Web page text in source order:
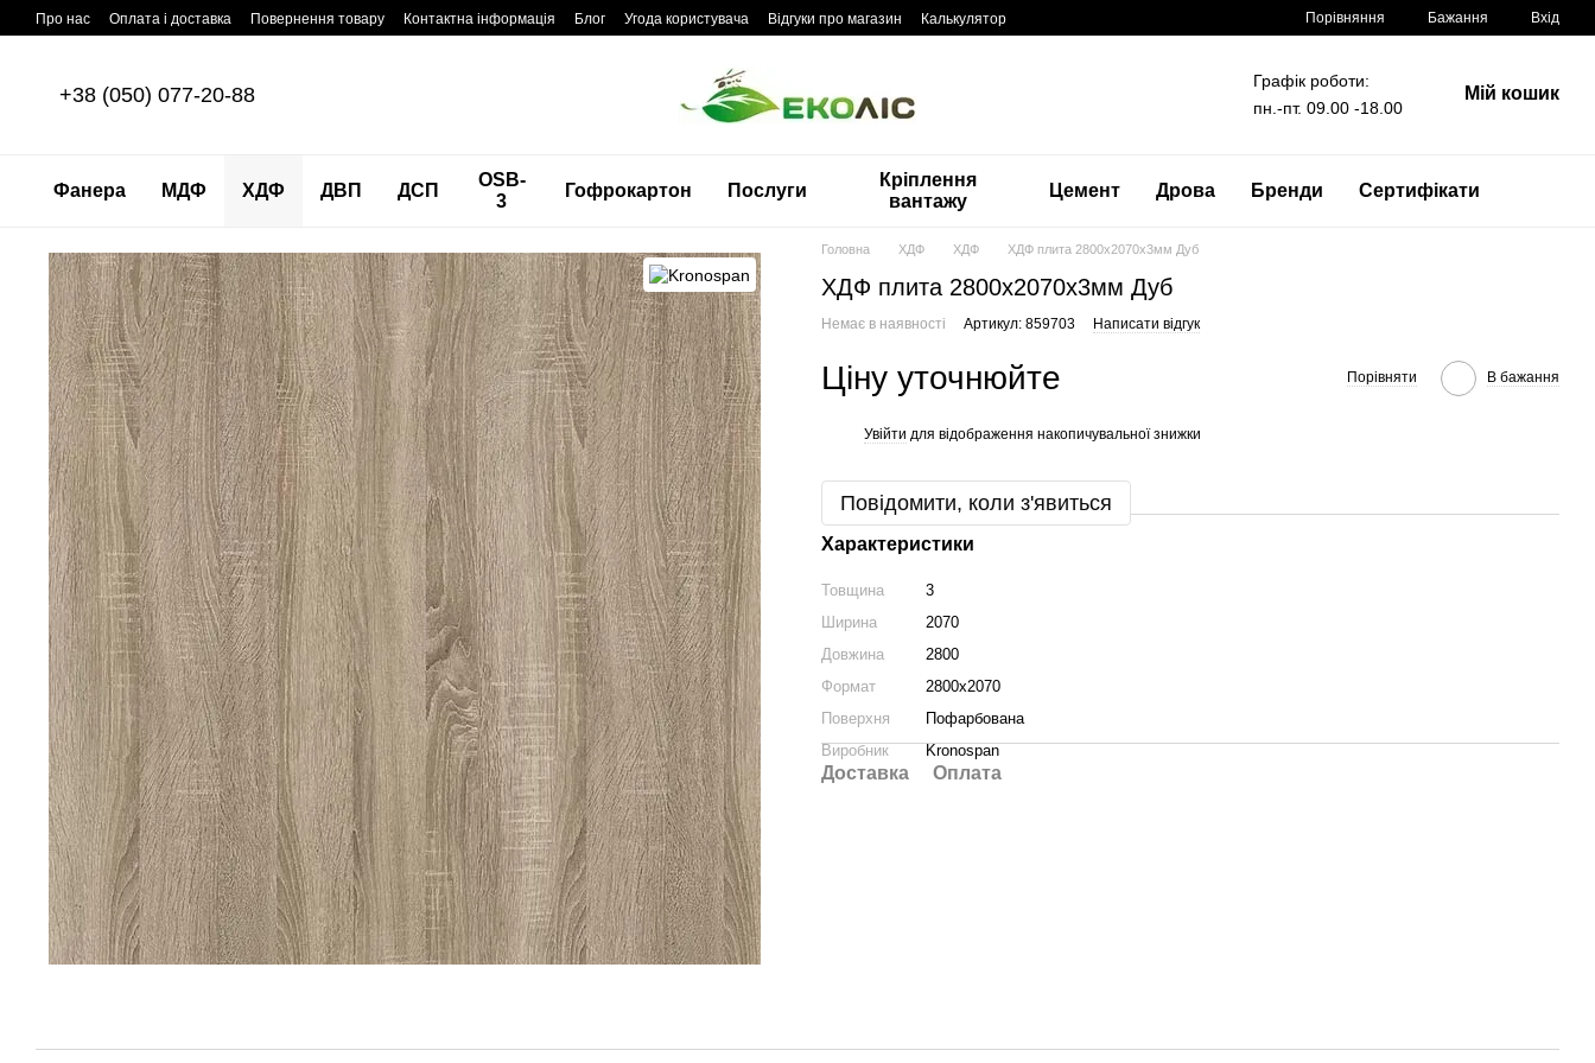
Перейти до основного контенту
Про нас Оплата і доставка Повернення товару Контактна інформація Блог Угода користувача Відгуки про магазин Калькулятор Порівняння Бажання Вхід
+38 (050) 077-20-88
Графік роботи:
пн.-пт. 09.00 -18.00
Мій кошик
Фанера МДФ ХДФ ДВП ДСП
OSB-
3
Гофрокартон Послуги
Кріплення
вантажу
Цемент Дрова Бренди Сертифікати
Головна ХДФ ХДФ ХДФ плита 2800x2070x3мм Дуб
ХДФ плита 2800x2070x3мм Дуб
Немає в наявності Артикул: 859703 Написати відгук
Ціну уточнюйте Порівняти В бажання
Увійти для відображення накопичувальної знижки
Повідомити, коли з'явиться
Характеристики
Товщина
3
Ширина
2070
Довжина
2800
Формат
2800x2070
Поверхня
Пофарбована
Виробник
Kronospan
Доставка Оплата